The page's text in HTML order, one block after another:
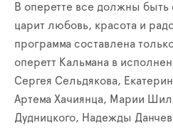
В оперетте все должны быть
царит любовь, красота и
программа составлена
оперетт Кальмана в
Сергея Сельдякова,
Артема Хачиянца, Марии
Дудницкого, Надежды